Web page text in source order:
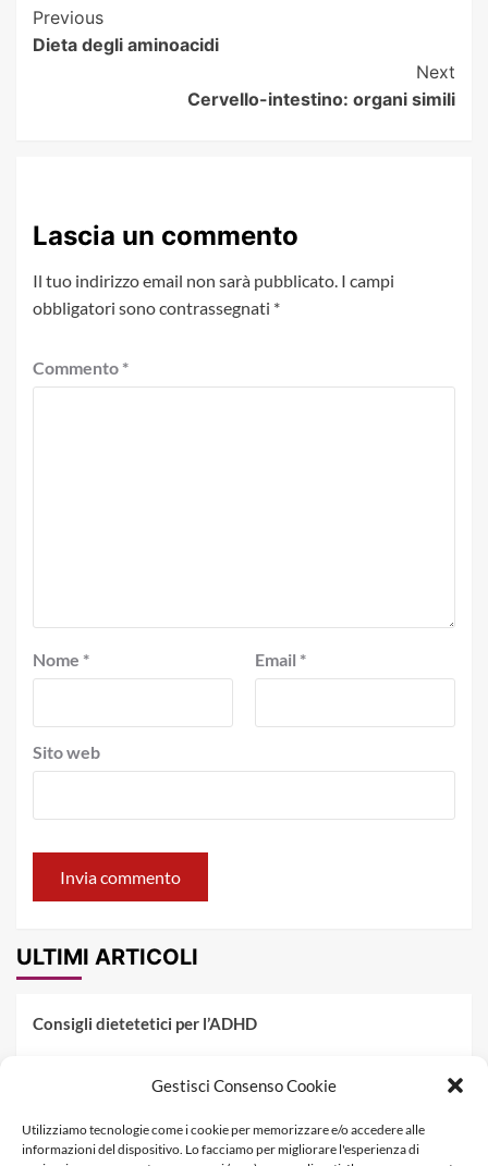
Gestisci Consenso Cookie
Utilizziamo tecnologie come i cookie per memorizzare e/o accedere alle
informazioni del dispositivo. Lo facciamo per migliorare l'esperienza di
Post
Navigation
Previous
Dieta degli aminoacidi
Next
Cervello-intestino: organi simili
Lascia un commento
Il tuo indirizzo email non sarà pubblicato. I campi
obbligatori sono contrassegnati *
Commento *
Nome * Email *
Sito web
ULTIMI ARTICOLI
Consigli dietetetici per l’ADHD
Fenilchetonuria